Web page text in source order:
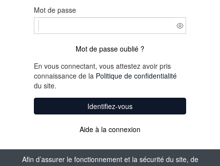
Afin d’assurer le fonctionnement et la sécurité du site, de
Mot de passe
Mot de passe oublié ?
En vous connectant, vous attestez avoir pris
connaissance de la Politique de confidentialité
du site.
Identifiez-vous
Aide à la connexion